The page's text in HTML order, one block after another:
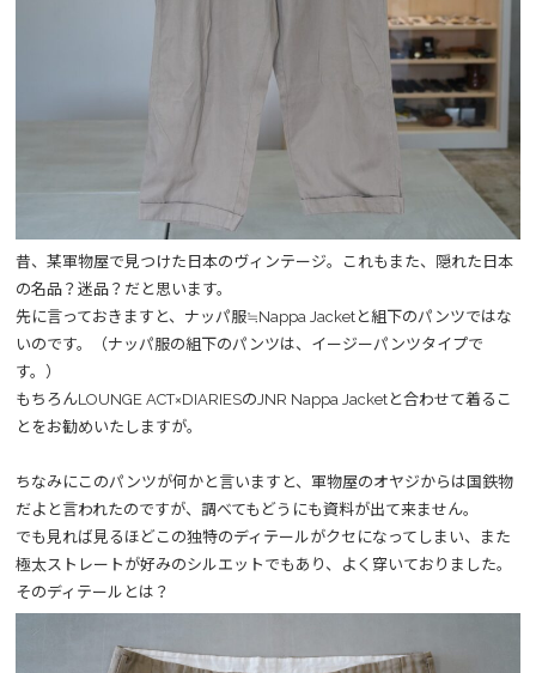
昔、某軍物屋で見つけた日本のヴィンテージ。これもまた、隠れた日本
の名品？迷品？だと思います。
先に言っておきますと、ナッパ服≒Nappa Jacketと組下のパンツではな
いのです。（ナッパ服の組下のパンツは、イージーパンツタイプで
す。）
もちろんLOUNGE ACT×DIARIESのJNR Nappa Jacketと合わせて着るこ
とをお勧めいたしますが。
ちなみにこのパンツが何かと言いますと、軍物屋のオヤジからは国鉄物
だよと言われたのですが、調べてもどうにも資料が出て来ません。
でも見れば見るほどこの独特のディテールがクセになってしまい、また
極太ストレートが好みのシルエットでもあり、よく穿いておりました。
そのディテールとは？